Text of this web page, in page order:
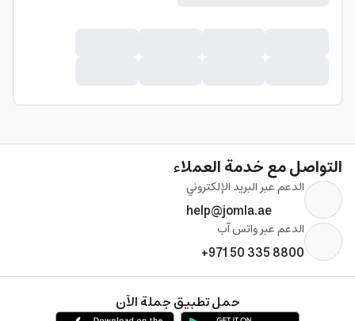
التواصل مع خدمة العملاء
الدعم عبر البريد الإلكتروني
help@jomla.ae
الدعم عبر واتس آب
+971 50 335 8800
حمل تطبيق جملة الآن